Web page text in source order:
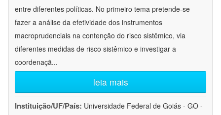
entre diferentes políticas. No primeiro tema pretende-se
fazer a análise da efetividade dos instrumentos
macroprudenciais na contenção do risco sistêmico, via
diferentes medidas de risco sistêmico e investigar a
coordenaçã...
leia mais
Instituição/UF/País: Universidade Federal de Goiás - GO -